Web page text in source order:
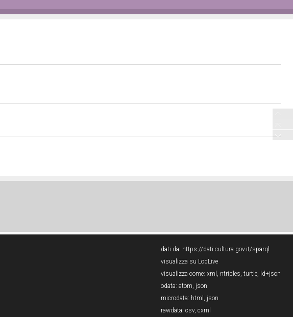
dati da: https://dati.cultura.gov.it/sparql
visualizza su LodLive
visualizza come: xml , ntriples, turtle, ld+json
odata: atom, json
microdata: html , json
rawdata: csv, cxml